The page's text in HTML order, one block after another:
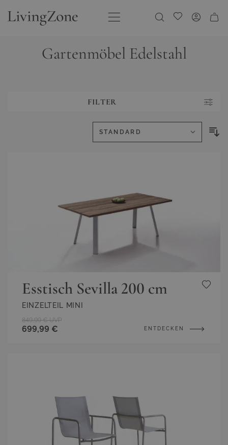
Meine Wunschliste
Gartenmöbel Edelstahl
FILTER
Esstisch Sevilla 200 cm
EINZELTEIL MINI
699,99 €
849,99 € UVP
ENTDECKEN